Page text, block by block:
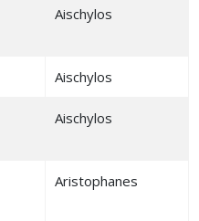
Aischylos
Aischylos
Aischylos
Aristophanes